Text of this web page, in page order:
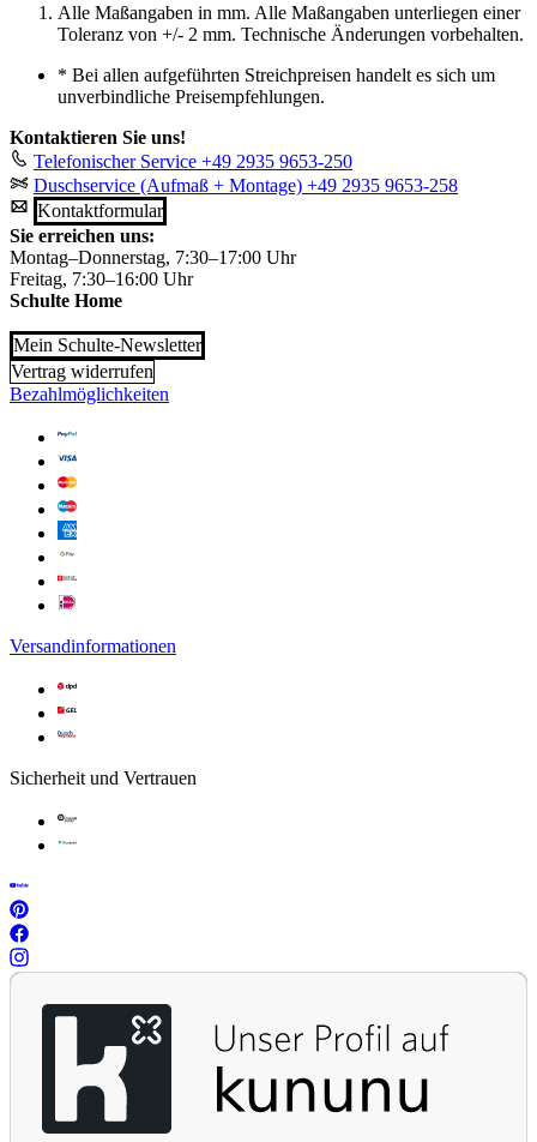
Alle Maßangaben in mm. Alle Maßangaben unterliegen einer
Toleranz von +/- 2 mm. Technische Änderungen vorbehalten.
* Bei allen aufgeführten Streichpreisen handelt es sich um
unverbindliche Preisempfehlungen.
Kontaktieren Sie uns!
Telefonischer Service +49 2935 9653-250
Duschservice (Aufmaß + Montage) +49 2935 9653-258
Kontaktformular
Sie erreichen uns:
Montag–Donnerstag, 7:30–17:00 Uhr
Freitag, 7:30–16:00 Uhr
Schulte Home
Mein Schulte-Newsletter
Vertrag widerrufen
Bezahlmöglichkeiten
Versandinformationen
Sicherheit und Vertrauen